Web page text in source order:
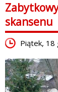
skansenu
Piątek, 18